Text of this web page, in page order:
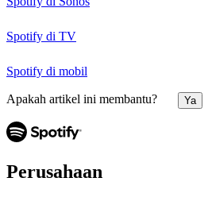
Spotify di TV
Spotify di mobil
Apakah artikel ini membantu? Ya
Perusahaan